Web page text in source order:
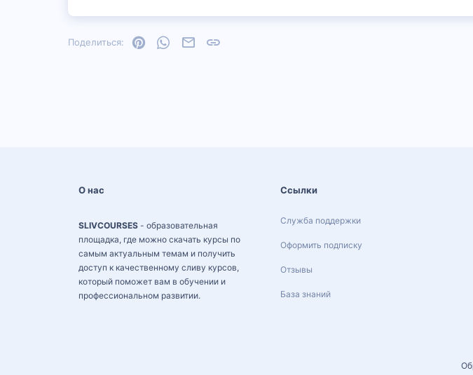
Поделиться: PinterestWhatsAppЭлектронная почта
О нас
SLIVCOURSES - образовательная
площадка, где можно скачать курсы по
самым актуальным темам и получить
доступ к качественному сливу курсов,
который поможет вам в обучении и
профессиональном развитии.
Ссылки
Служба поддержки
Оформить подписку
Отзывы
База знаний